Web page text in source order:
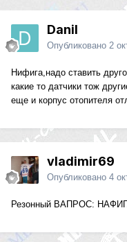
Danil
Опубликовано 2
Нифига,надо ставить
какие то датчики тож
еще и корпус отопителя
vladimir69
Опубликовано 4
Резонный ВАПРОС: